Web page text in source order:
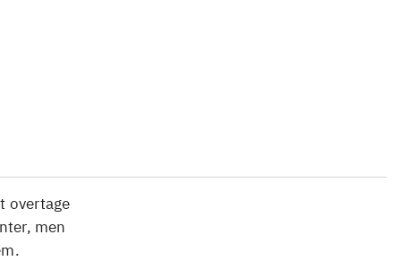
overtage
men